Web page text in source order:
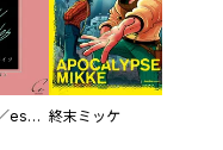
Stella bit／es【単話版】 終末ミッケ